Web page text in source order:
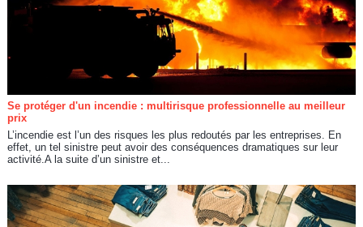
Se protéger d'un incendie : multirisque professionnelle au meilleur
prix
L’incendie est l’un des risques les plus redoutés par les entreprises. En
effet, un tel sinistre peut avoir des conséquences dramatiques sur leur
activité.A la suite d’un sinistre et...